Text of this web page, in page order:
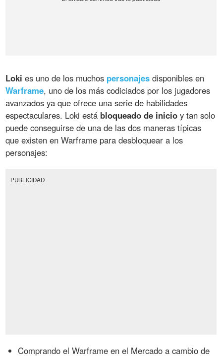
Loki es uno de los muchos personajes disponibles en
Warframe, uno de los más codiciados por los jugadores
avanzados ya que ofrece una serie de habilidades
espectaculares. Loki está bloqueado de inicio y tan solo
puede conseguirse de una de las dos maneras típicas
que existen en Warframe para desbloquear a los
personajes:
PUBLICIDAD
Comprando el Warframe en el Mercado a cambio de